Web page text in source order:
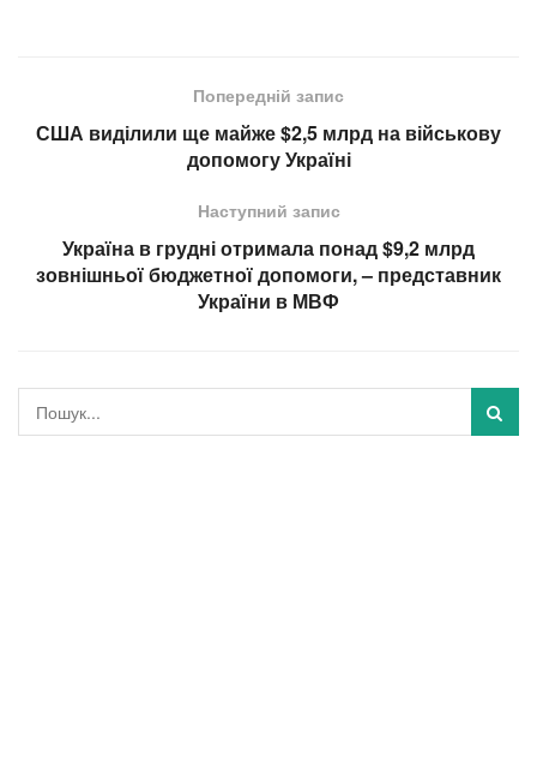
Попередній запис
США виділили ще майже $2,5 млрд на військову
допомогу Україні
Наступний запис
Україна в грудні отримала понад $9,2 млрд
зовнішньої бюджетної допомоги, – представник
України в МВФ